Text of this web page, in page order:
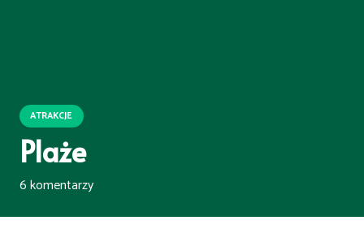
ATRAKCJE
Plaże
6komentarzy